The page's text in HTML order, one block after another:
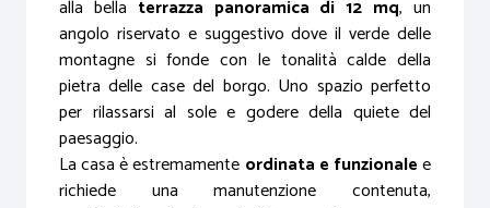
alla bella terrazza panoramica di 12 mq, un
angolo riservato e suggestivo dove il verde delle
montagne si fonde con le tonalità calde della
pietra delle case del borgo. Uno spazio perfetto
per rilassarsi al sole e godere della quiete del
paesaggio.
La casa è estremamente ordinata e funzionalee
richiede una manutenzione contenuta,